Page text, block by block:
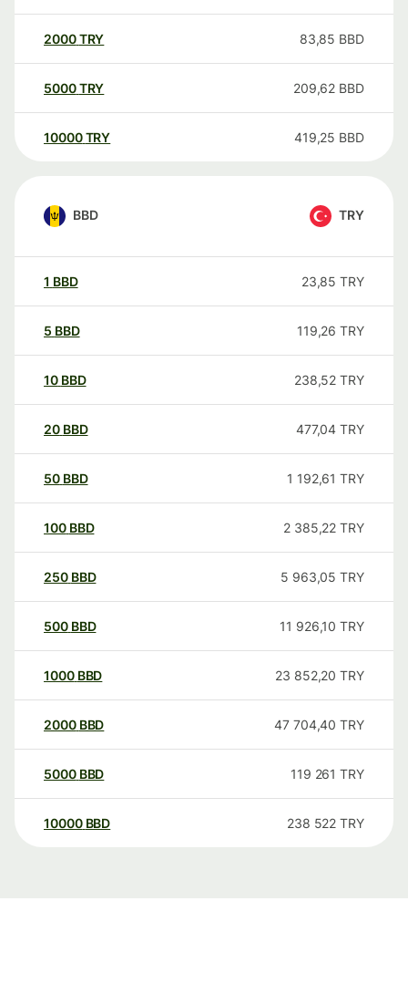
2000TRY 83,85 BBD
5000TRY 209,62 BBD
10000 TRY 419,25 BBD
BBD TRY
1 BBD 23,85 TRY
5 BBD 119,26 TRY
10 BBD 238,52 TRY
20 BBD 477,04 TRY
50 BBD 1 192,61 TRY
100 BBD 2 385,22 TRY
250 BBD 5 963,05 TRY
500 BBD 11 926,10 TRY
1000 BBD 23 852,20 TRY
2000 BBD 47 704,40 TRY
5000 BBD 119 261 TRY
10000 BBD 238 522 TRY